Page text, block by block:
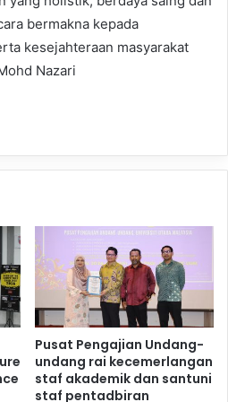
bermakna kepada
kesejahteraan masyarakat
Nazari
Pusat Pengajian Undang-
undang rai kecemerlangan
staf akademik dan santuni
staf pentadbiran